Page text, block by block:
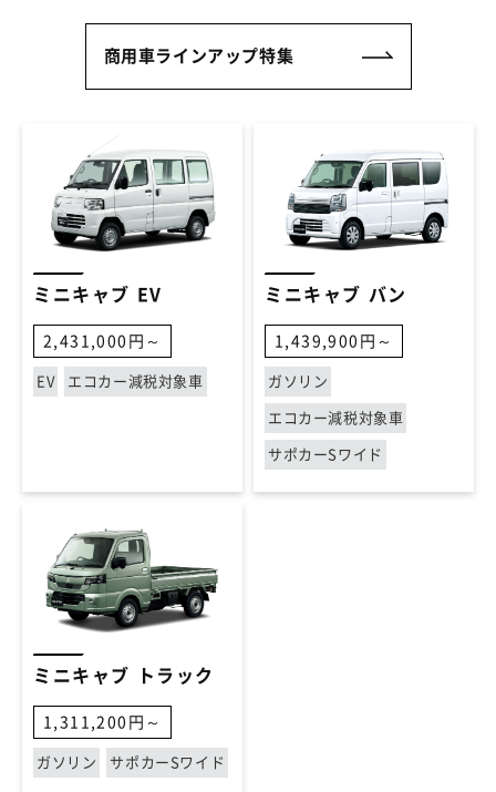
商用車ラインアップ特集
ミニキャブ EV
2,431,000円～
EV エコカー減税対象車
ミニキャブ バン
1,439,900円～
ガソリン
エコカー減税対象車
サポカーSワイド
ミニキャブ トラック
1,311,200円～
ガソリン サポカーSワイド